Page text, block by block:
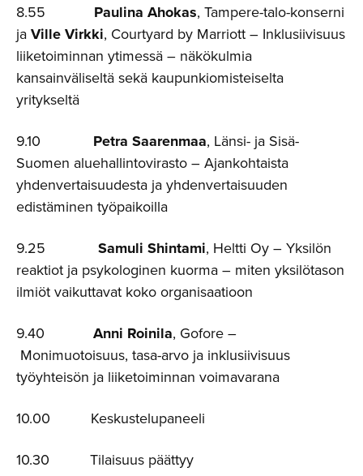
8.55 Paulina Ahokas, Tampere-talo-konserni
jaVille Virkki, Courtyard by Marriott – Inklusiivisuus
liiketoiminnan ytimessä – näkökulmia
kansainväliseltä sekä kaupunkiomisteiselta
yritykseltä
9.10 Petra Saarenmaa, Länsi- ja Sisä-
Suomen aluehallintovirasto – Ajankohtaista
yhdenvertaisuudesta ja yhdenvertaisuuden
edistäminen työpaikoilla
9.25 Samuli Shintami, Heltti Oy – Yksilön
reaktiot ja psykologinen kuorma – miten yksilötason
ilmiöt vaikuttavat koko organisaatioon
9.40 Anni Roinila, Gofore –
Monimuotoisuus, tasa-arvo ja inklusiivisuus
työyhteisön ja liiketoiminnan voimavarana
10.00 Keskustelupaneeli
10.30 Tilaisuus päättyy